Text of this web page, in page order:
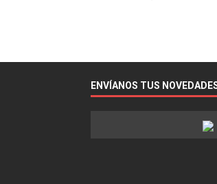
ENVÍANOS TUS